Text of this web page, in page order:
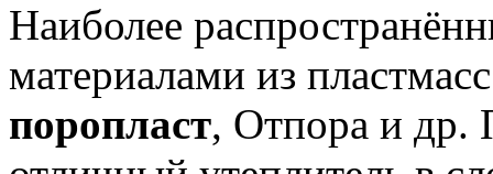
Наиболее
материалами из
поропласт, Отпора и др.